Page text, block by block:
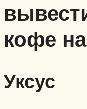
кофе
Уксус